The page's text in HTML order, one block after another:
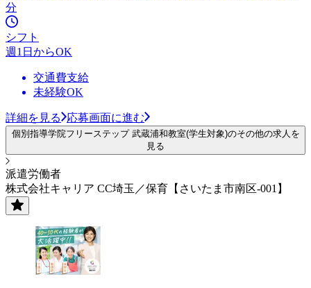
分
シフト
週1日からOK
交通費支給
未経験OK
詳細を見る 応募画面に進む
個別指導学院フリーステップ 武蔵浦和教室(学生対象)のその他の求人を
見る
派遣労働者
株式会社キャリア CC埼玉／保育【さいたま市南区-001】